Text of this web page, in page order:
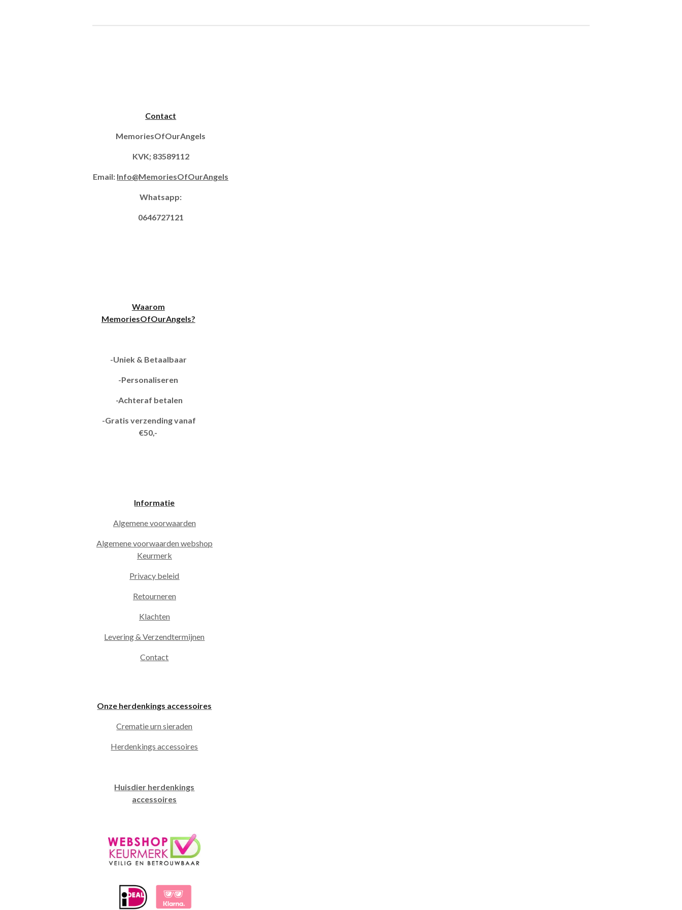
Contact
MemoriesOfOurAngels
KVK; 83589112
Email: Info@MemoriesOfOurAngels
Whatsapp:
0646727121
Waarom
MemoriesOfOurAngels?
-Uniek & Betaalbaar
-Personaliseren
-Achteraf betalen
-Gratis verzending vanaf
€50,-
Informatie
Algemene voorwaarden
Algemene voorwaarden webshop
Keurmerk
Privacy beleid
Retourneren
Klachten
Levering & Verzendtermijnen
Contact
Onze herdenkings accessoires
Crematie urn sieraden
Herdenkings accessoires
Huisdier herdenkings
accessoires